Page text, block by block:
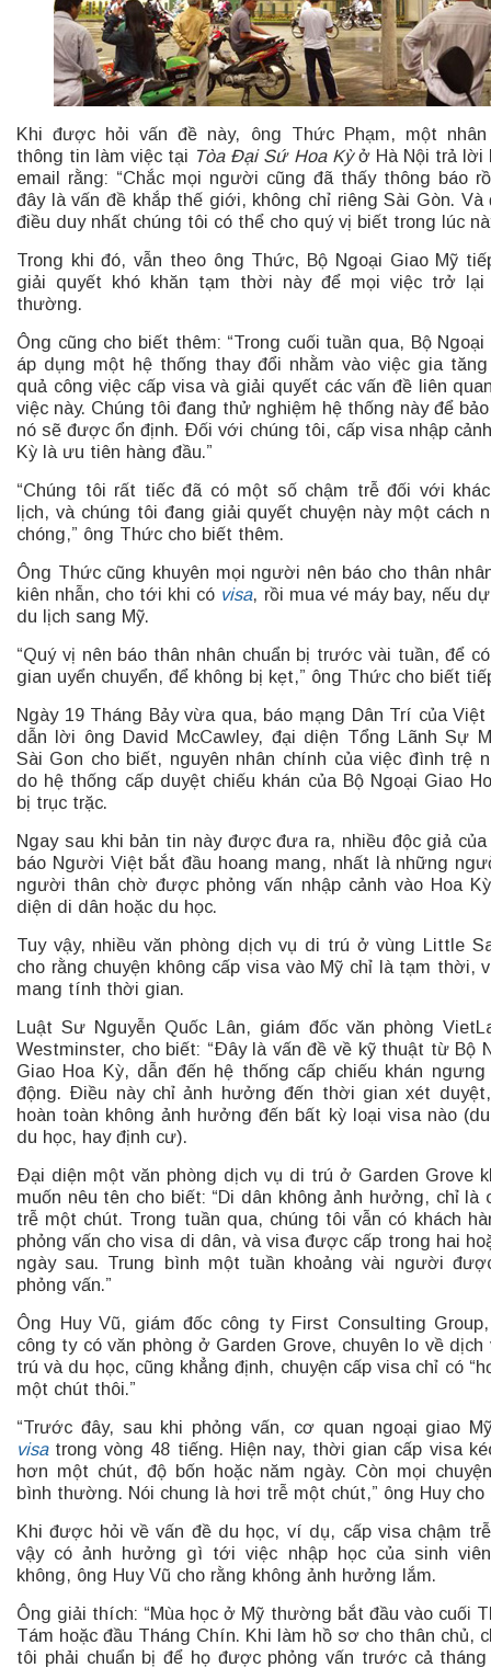
Khi được hỏi vấn đề này, ông Thức Phạm, một nhân
thông tin làm việc tại Tòa Ðại Sứ Hoa Kỳở Hà Nội trả lời
email rằng: “Chắc mọi người cũng đã thấy thông báo
đây là vấn đề khắp thế giới, không chỉ riêng Sài Gòn. Và
điều duy nhất chúng tôi có thể cho quý vị biết trong lúc
Trong khi đó, vẫn theo ông Thức, Bộ Ngoại Giao Mỹ
giải quyết khó khăn tạm thời này để mọi việc trở lại
thường.
Ông cũng cho biết thêm: “Trong cuối tuần qua, Bộ Ngoại
áp dụng một hệ thống thay đổi nhằm vào việc gia tăng
quả công việc cấp visa và giải quyết các vấn đề liên
việc này. Chúng tôi đang thử nghiệm hệ thống này để
nó sẽ được ổn định. Ðối với chúng tôi, cấp visa nhập
Kỳ là ưu tiên hàng đầu.”
“Chúng tôi rất tiếc đã có một số chậm trễ đối với
lịch, và chúng tôi đang giải quyết chuyện này một cách
chóng,” ông Thức cho biết thêm.
Ông Thức cũng khuyên mọi người nên báo cho thân
kiên nhẫn, cho tới khi có visa, rồi mua vé máy bay, nếu
du lịch sang Mỹ.
“Quý vị nên báo thân nhân chuẩn bị trước vài tuần, để
gian uyển chuyển, để không bị kẹt,” ông Thức cho biết
Ngày 19 Tháng Bảy vừa qua, báo mạng Dân Trí của Việt
dẫn lời ông David McCawley, đại diện Tổng Lãnh Sự
Sài Gon cho biết, nguyên nhân chính của việc đình trệ
do hệ thống cấp duyệt chiếu khán của Bộ Ngoại Giao
bị trục trặc.
Ngay sau khi bản tin này được đưa ra, nhiều độc giả
báo Người Việt bắt đầu hoang mang, nhất là những
người thân chờ được phỏng vấn nhập cảnh vào Hoa
diện di dân hoặc du học.
Tuy vậy, nhiều văn phòng dịch vụ di trú ở vùng Little
cho rằng chuyện không cấp visa vào Mỹ chỉ là tạm thời,
mang tính thời gian.
Luật Sư Nguyễn Quốc Lân, giám đốc văn phòng
Westminster, cho biết: “Ðây là vấn đề về kỹ thuật từ Bộ
Giao Hoa Kỳ, dẫn đến hệ thống cấp chiếu khán ngưng
động. Ðiều này chỉ ảnh hưởng đến thời gian xét
hoàn toàn không ảnh hưởng đến bất kỳ loại visa nào
du học, hay định cư).
Ðại diện một văn phòng dịch vụ di trú ở Garden Grove
muốn nêu tên cho biết: “Di dân không ảnh hưởng, chỉ là
trễ một chút. Trong tuần qua, chúng tôi vẫn có khách
phỏng vấn cho visa di dân, và visa được cấp trong hai
ngày sau. Trung bình một tuần khoảng vài người
phỏng vấn.”
Ông Huy Vũ, giám đốc công ty First Consulting
công ty có văn phòng ở Garden Grove, chuyên lo về dịch
trú và du học, cũng khẳng định, chuyện cấp visa chỉ có
một chút thôi.”
“Trước đây, sau khi phỏng vấn, cơ quan ngoại giao
visatrong vòng 48 tiếng. Hiện nay, thời gian cấp visa
hơn một chút, độ bốn hoặc năm ngày. Còn mọi
bình thường. Nói chung là hơi trễ một chút,” ông Huy cho
Khi được hỏi về vấn đề du học, ví dụ, cấp visa chậm
vậy có ảnh hưởng gì tới việc nhập học của sinh
không, ông Huy Vũ cho rằng không ảnh hưởng lắm.
Ông giải thích: “Mùa học ở Mỹ thường bắt đầu vào cuối
Tám hoặc đầu Tháng Chín. Khi làm hồ sơ cho thân chủ,
tôi phải chuẩn bị để họ được phỏng vấn trước cả